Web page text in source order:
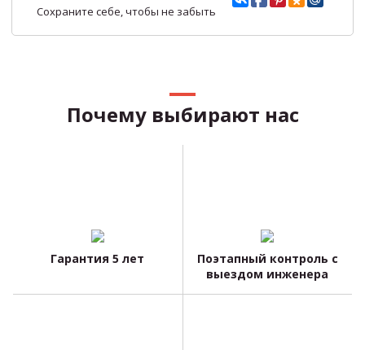
Сохраните себе, чтобы не забыть
Почему выбирают нас
Гарантия 5 лет
Поэтапный контроль с
выездом инженера